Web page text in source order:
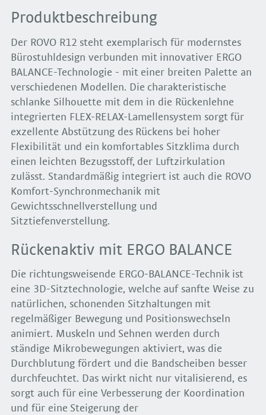
Produktbeschreibung
Der ROVO R12 steht exemplarisch für modernstes
Bürostuhldesign verbunden mit innovativer ERGO
BALANCE-Technologie - mit einer breiten Palette an
verschiedenen Modellen. Die charakteristische
schlanke Silhouette mit dem in die Rückenlehne
integrierten FLEX-RELAX-Lamellensystem sorgt für
exzellente Abstützung des Rückens bei hoher
Flexibilität und ein komfortables Sitzklima durch
einen leichten Bezugsstoff, der Luftzirkulation
zulässt. Standardmäßig integriert ist auch die ROVO
Komfort-Synchronmechanik mit
Gewichtsschnellverstellung und
Sitztiefenverstellung.
Rückenaktiv mit ERGO BALANCE
Die richtungsweisende ERGO-BALANCE-Technik ist
eine 3D-Sitztechnologie, welche auf sanfte Weise zu
natürlichen, schonenden Sitzhaltungen mit
regelmäßiger Bewegung und Positionswechseln
animiert. Muskeln und Sehnen werden durch
ständige Mikrobewegungen aktiviert, was die
Durchblutung fördert und die Bandscheiben besser
durchfeuchtet. Das wirkt nicht nur vitalisierend, es
sorgt auch für eine Verbesserung der Koordination
und für eine Steigerung der